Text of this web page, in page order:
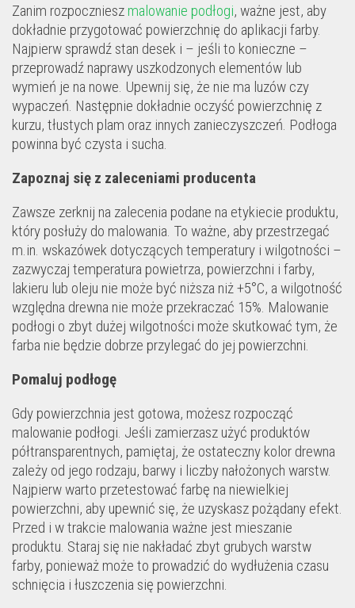
Zanim rozpoczniesz malowanie podłogi, ważne jest, aby
dokładnie przygotować powierzchnię do aplikacji farby.
Najpierw sprawdź stan desek i – jeśli to konieczne –
przeprowadź naprawy uszkodzonych elementów lub
wymień je na nowe. Upewnij się, że nie ma luzów czy
wypaczeń. Następnie dokładnie oczyść powierzchnię z
kurzu, tłustych plam oraz innych zanieczyszczeń. Podłoga
powinna być czysta i sucha.
Zapoznaj się z zaleceniami producenta
Zawsze zerknij na zalecenia podane na etykiecie produktu,
który posłuży do malowania. To ważne, aby przestrzegać
m.in. wskazówek dotyczących temperatury i wilgotności –
zazwyczaj temperatura powietrza, powierzchni i farby,
lakieru lub oleju nie może być niższa niż +5°C, a wilgotność
względna drewna nie może przekraczać 15%. Malowanie
podłogi o zbyt dużej wilgotności może skutkować tym, że
farba nie będzie dobrze przylegać do jej powierzchni.
Pomaluj podłogę
Gdy powierzchnia jest gotowa, możesz rozpocząć
malowanie podłogi. Jeśli zamierzasz użyć produktów
półtransparentnych, pamiętaj, że ostateczny kolor drewna
zależy od jego rodzaju, barwy i liczby nałożonych warstw.
Najpierw warto przetestować farbę na niewielkiej
powierzchni, aby upewnić się, że uzyskasz pożądany efekt.
Przed i w trakcie malowania ważne jest mieszanie
produktu. Staraj się nie nakładać zbyt grubych warstw
farby, ponieważ może to prowadzić do wydłużenia czasu
schnięcia i łuszczenia się powierzchni.